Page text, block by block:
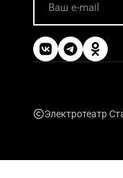
Электротеатр